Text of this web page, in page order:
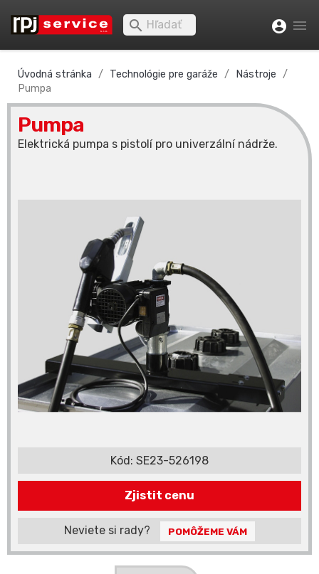
 account_circle 
Úvodná stránka Technológie pre garáže
Nástroje
Pumpa
Pumpa
Elektrická pumpa s pistolí pro univerzální nádrže.
Kód: SE23-526198
Zjistit cenu
Neviete si rady? POMÔŽEME VÁM